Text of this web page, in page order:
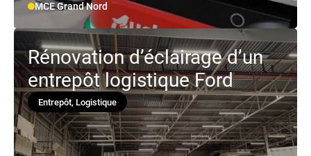
MCE Grand Nord
Rénovation d’éclairage d’un
entrepôt logistique Ford
Entrepôt, Logistique